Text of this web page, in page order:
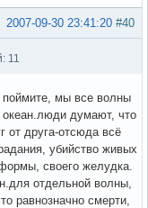
#40
2007-09-30 23:41:20
11
поймите, мы все волны
океан.люди думают, что
от друга-отсюда всё
убийство живых
своего желудка.
отдельной волны,
равнозначно смерти,